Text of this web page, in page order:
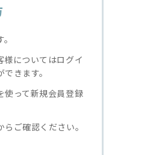
についてはログイ
きます。
使って新規会員登録
らご確認ください。